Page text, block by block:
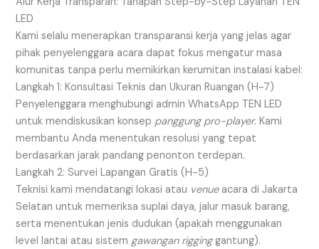
LED
Kami selalu menerapkan transparansi kerja yang jelas agar
pihak penyelenggara acara dapat fokus mengatur masa
komunitas tanpa perlu memikirkan kerumitan instalasi kabel:
Langkah 1: Konsultasi Teknis dan Ukuran Ruangan (H-7)
Penyelenggara menghubungi admin WhatsApp TEN LED
untuk mendiskusikan konsep panggung pro-player. Kami
membantu Anda menentukan resolusi yang tepat
berdasarkan jarak pandang penonton terdepan.
Langkah 2: Survei Lapangan Gratis (H-5)
Teknisi kami mendatangi lokasi atau venueacara di Jakarta
Selatan untuk memeriksa suplai daya, jalur masuk barang,
serta menentukan jenis dudukan (apakah menggunakan
level lantai atau sistemgawangan rigginggantung).